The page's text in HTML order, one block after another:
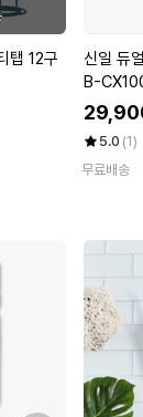
신일 듀
B-
5.0 (1)
무료배송